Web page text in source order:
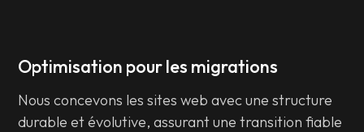
Optimisation pour les migrations
Nous concevons les sites web avec une structure
durable et évolutive, assurant une transition fiable